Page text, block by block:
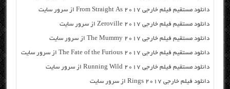
دانلود مستقیم فیلم خارجی From Straight As 2017 از سرور سایت
دانلود مستقیم فیلم خارجی Zeroville 2017 از سرور سایت
دانلود مستقیم فیلم خارجی The Mummy 2017 از سرور سایت
دانلود مستقیم فیلم خارجی The Fate of the Furious 2017 از سرور سایت
دانلود مستقیم فیلم خارجی Running Wild 2017 از سرور سایت
دانلود فیلم خارجی Rings 2017 از سرور سایت